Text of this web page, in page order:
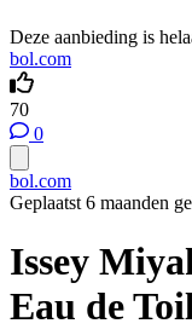
Deze aanbieding is
bol.com
70
0
bol.com
Geplaatst 6 maanden
Issey
Eau de